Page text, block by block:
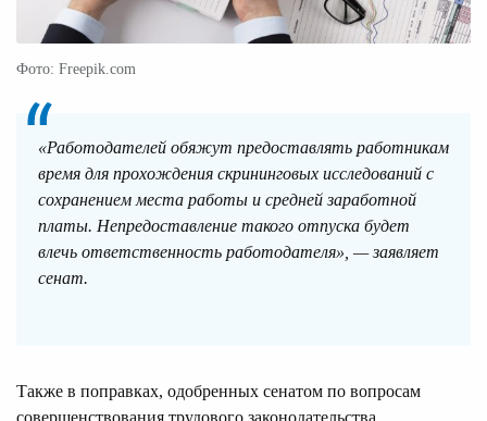
Фото: Freepik.com
«Работодателей обяжут предоставлять работникам
время для прохождения скрининговых исследований с
сохранением места работы и средней заработной
платы. Непредоставление такого отпуска будет
влечь ответственность работодателя», — заявляет
сенат.
Также в поправках, одобренных сенатом по вопросам
совершенствования трудового законодательства,